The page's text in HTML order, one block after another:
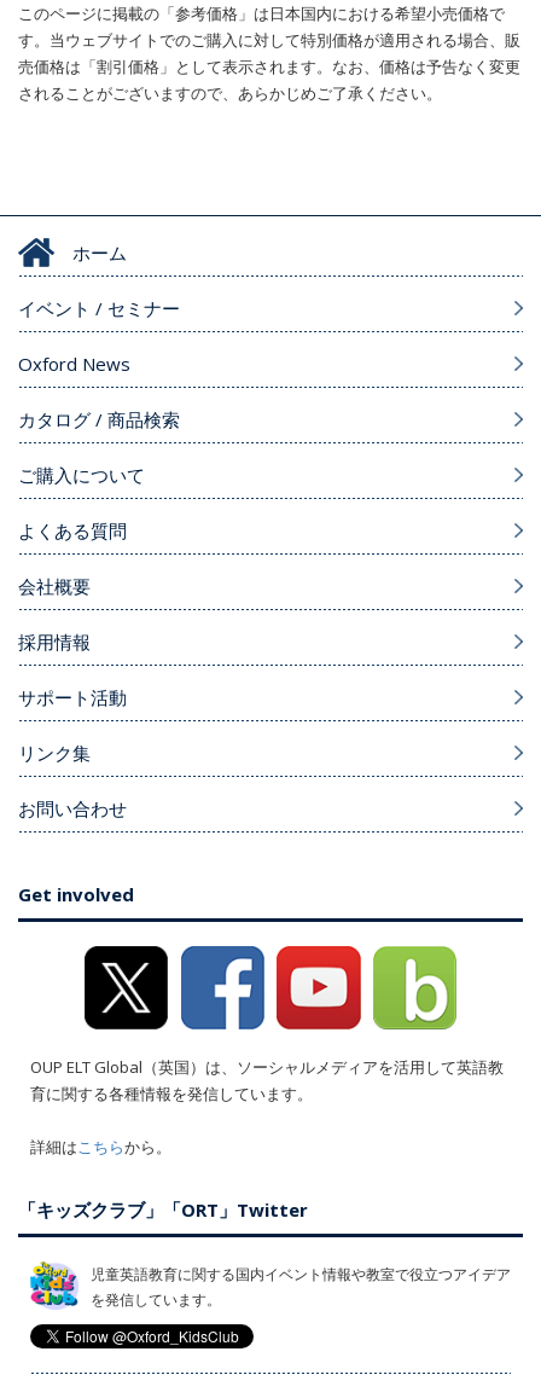
このページに掲載の「参考価格」は日本国内における希望小売価格で
す。当ウェブサイトでのご購入に対して特別価格が適用される場合、販
売価格は「割引価格」として表示されます。なお、価格は予告なく変更
されることがございますので、あらかじめご了承ください。
ホーム
イベント / セミナー
Oxford News
カタログ / 商品検索
ご購入について
よくある質問
会社概要
採用情報
サポート活動
リンク集
お問い合わせ
Get involved
OUP ELT Global（英国）は、ソーシャルメディアを活用して英語教
育に関する各種情報を発信しています。
詳細は こちらから。
「キッズクラブ」「ORT」Twitter
児童英語教育に関する国内イベント情報や教室で役立つアイデア
を発信しています。